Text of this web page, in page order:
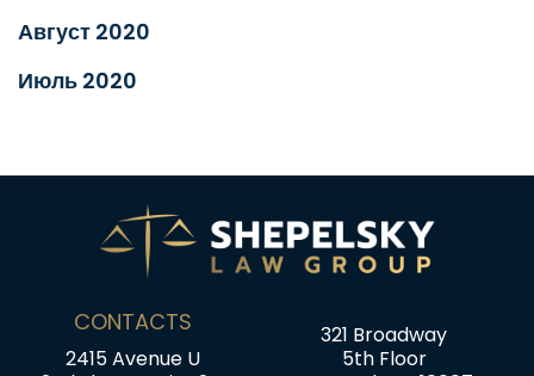
Август 2020
Июль 2020
CONTACTS
2415 Avenue U
321 Broadway
5th Floor